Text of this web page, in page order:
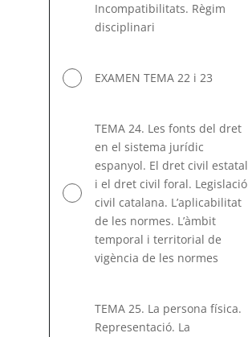
Incompatibilitats. Règim
disciplinari
EXAMEN TEMA 22 i 23
TEMA 24. Les fonts del dret
en el sistema jurídic
espanyol. El dret civil estatal
i el dret civil foral. Legislació
civil catalana. L’aplicabilitat
de les normes. L’àmbit
temporal i territorial de
vigència de les normes
TEMA 25. La persona física.
Representació. La